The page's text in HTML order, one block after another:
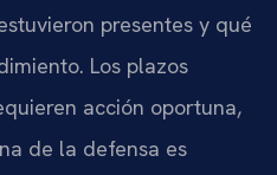
presentes y qué
Los plazos
acción oportuna,
de la defensa es